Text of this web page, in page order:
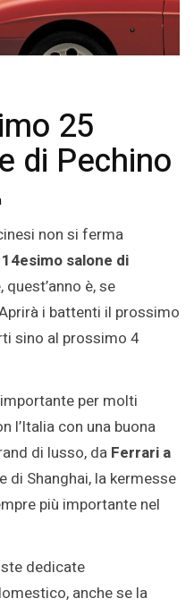
25
di Pechino
non si ferma
14esimo salone di
è, se
i battenti il prossimo
sino al prossimo 4
per molti
l’Italia con una buona
di lusso, daFerrari a
di Shanghai, la kermesse
più importante nel
dedicate
anche se la